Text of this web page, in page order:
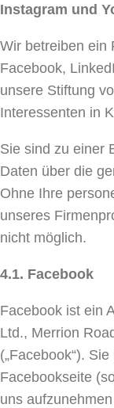
Instagram und
Wir betreiben ein
Facebook,
unsere Stiftung
Interessenten in
Sie sind zu einer
Daten über die
Ohne Ihre
unseres
nicht möglich.
4.1. Facebook
Facebook ist ein
Ltd., Merrion
(„Facebook“).
Facebookseite
uns